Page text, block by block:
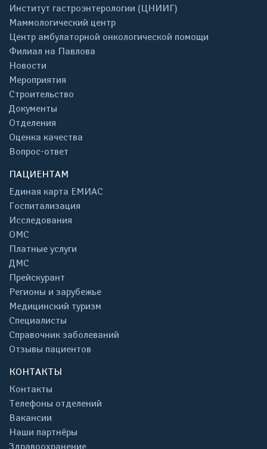
Институт гастроэнтерологии (ЦНИИГ)
Маммологический центр
Центр амбулаторной онкологической помощи
Филиал на Павлова
Новости
Мероприятия
Строительство
Документы
Отделения
Оценка качества
Вопрос-ответ
ПАЦИЕНТАМ
Единая карта ЕМИАС
Госпитализация
Исследования
ОМС
Платные услуги
ДМС
Прейскурант
Регионы и зарубежье
Медицинский туризм
Специалисты
Справочник заболеваний
Отзывы пациентов
КОНТАКТЫ
Контакты
Телефоны отделений
Вакансии
Наши партнёры
Здравоохранение